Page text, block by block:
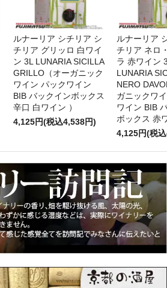
ルナーリア シチリア シ
チリア グリッロ 白ワイ
ン 3L LUNARIA SICILLA
GRILLO（オーガニック
ワイン パックワイン
BIB バックインボックス
辛口 白ワイン ）
4,125円(税込4,538円)
ルナーリア
チリア ネロ
ラ 赤ワイ
LUNARIA
NERO
ガニックワ
ワイン BIB
ボックス 赤
4,125円(税